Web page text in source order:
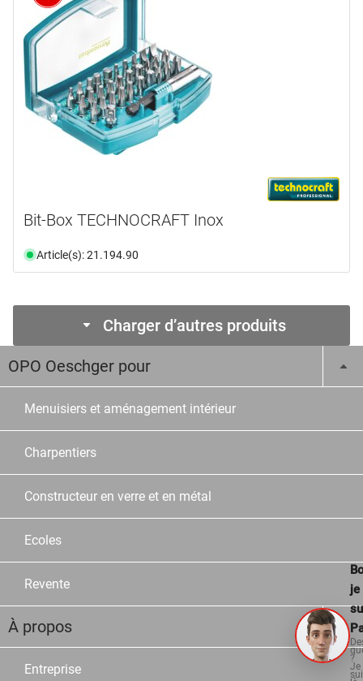
Bit-Box TECHNOCRAFT Inox
Article(s): 21.194.90
Charger d’autres produits
OPO Oeschger pour
Menuisiers et aménagement intérieur
Charpentiers
Constructeur en verre et en métal
Ecoles
Revente
À propos
Entreprise
je
?
Je